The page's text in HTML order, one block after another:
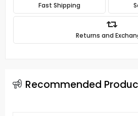
Fast Shipping
Returns and
Recommended